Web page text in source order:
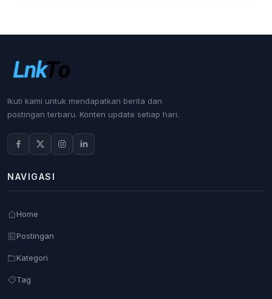
Ikuti kami untuk mendapatkan berita dan
postingan terbaru. Konten update setiap hari.
NAVIGASI
Home
Postingan
Kategori
Tag